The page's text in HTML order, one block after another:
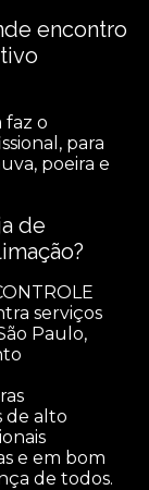
encontro
faz o
para
poeira e
de
serviços
Paulo,
de alto
e em bom
de todos.